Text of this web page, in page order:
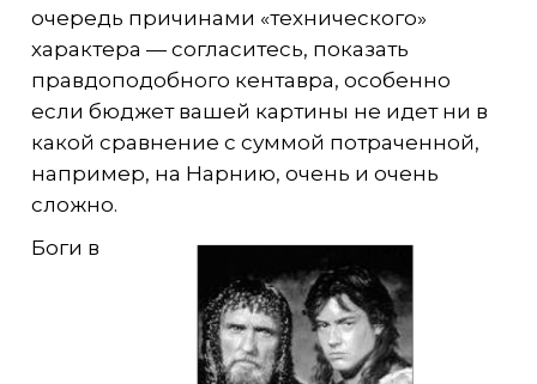
очередь причинами «технического»
характера — согласитесь, показать
правдоподобного кентавра, особенно
если бюджет вашей картины не идет ни в
какой сравнение с суммой потраченной,
например, на Нарнию, очень и очень
сложно.
Боги в